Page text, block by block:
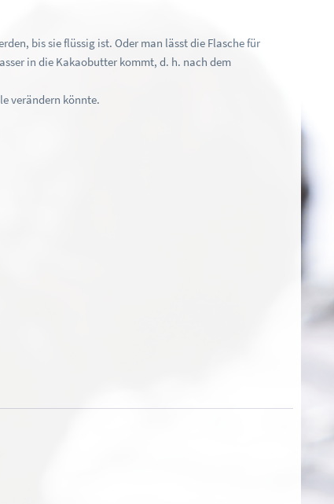
bis sie flüssig ist. Oder man lässt die Flasche für
in die Kakaobutter kommt, d. h. nach dem
verändern könnte.